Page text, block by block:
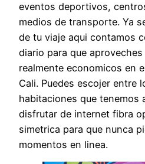
eventos deportivos,
medios de transporte. Ya
de tu viaje aqui contamos
diario para que
realmente economicos en
Cali. Puedes escojer entre
habitaciones que tenemos
disfrutar de internet fibra
simetrica para que nunca
momentos en linea.